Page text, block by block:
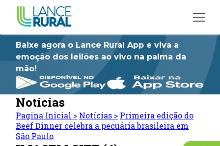
Baixe agora o Lance Rural App e viva a
emoção dos leilões ao vivo na palma da
mão!
Notícias
Pagina Inicial > Notícias > Primeira edição do
Beef Dinner celebra a pecuária brasileira em
São Paulo